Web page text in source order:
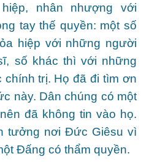
nhân nhượng với
tay thế quyền: một số
hiệp với những người
số khác thì với những
trị. Họ đã đi tìm ơn
này. Dân chúng có một
đã không tin vào họ.
tưởng nơi Đức Giêsu vì
Đấng có thẩm quyền.